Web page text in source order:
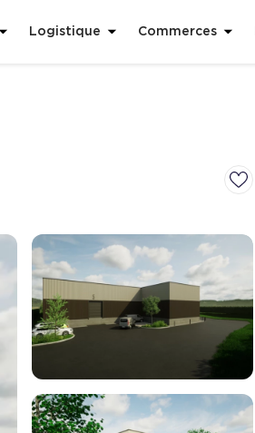
Logistique Commerces